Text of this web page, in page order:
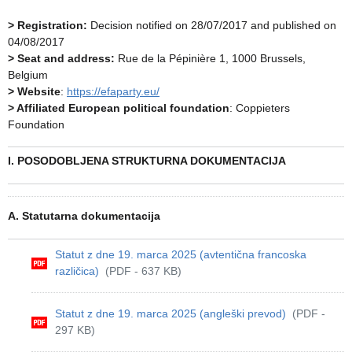
> Registration: Decision notified on 28/07/2017 and published on
04/08/2017
> Seat and address: Rue de la Pépinière 1, 1000 Brussels,
Belgium
> Website: https://efaparty.eu/
> Affiliated European political foundation: Coppieters
Foundation
I. POSODOBLJENA STRUKTURNA DOKUMENTACIJA
A. Statutarna dokumentacija
Statut z dne 19. marca 2025 (avtentična francoska
različica)
(PDF - 637 KB)
Statut z dne 19. marca 2025 (angleški prevod)
(PDF -
297 KB)